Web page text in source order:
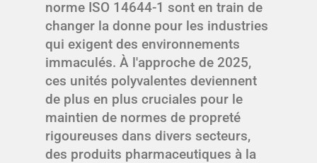
norme ISO 14644-1 sont en train de
changer la donne pour les industries
qui exigent des environnements
immaculés. À l'approche de 2025,
ces unités polyvalentes deviennent
de plus en plus cruciales pour le
maintien de normes de propreté
rigoureuses dans divers secteurs,
des produits pharmaceutiques à la